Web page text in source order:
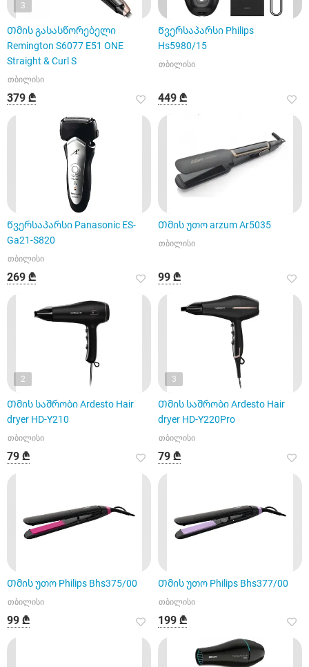
3
Თმის გასასწორებელი
Remington S6077 E51 ONE
Straight & Curl S
თბილისი
379 ₾
Წვერსაპარსი Philips
Hs5980/15
თბილისი
449 ₾
Წვერსაპარსი Panasonic ES-
Ga21-S820
თბილისი
269 ₾
Თმის უთო arzum Ar5035
თბილისი
99 ₾
2
Თმის საშრობი Ardesto Hair
dryer HD-Y210
თბილისი
79 ₾
3
Თმის საშრობი Ardesto Hair
dryer HD-Y220Pro
თბილისი
79 ₾
Თმის უთო Philips Bhs375/00
თბილისი
99 ₾
Თმის უთო Philips Bhs377/00
თბილისი
199 ₾